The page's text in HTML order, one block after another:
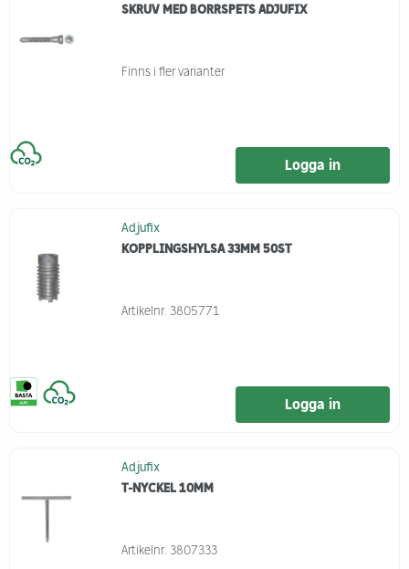
SKRUV MED BORRSPETS ADJUFIX
Finns i fler varianter
Logga in
Adjufix
KOPPLINGSHYLSA 33MM 50ST
Artikelnr. 3805771
Logga in
Adjufix
T-NYCKEL 10MM
Artikelnr. 3807333